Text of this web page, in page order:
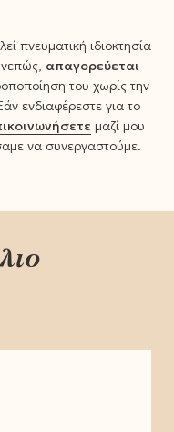
πνευματική ιδιοκτησία
απαγορεύεται
του χωρίς την
ενδιαφέρεστε για το
μαζί μου
να συνεργαστούμε.